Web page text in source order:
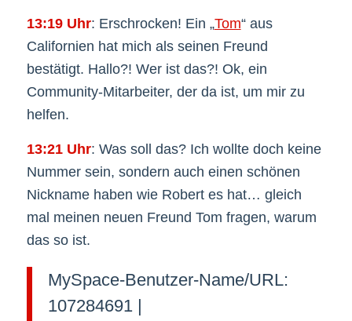
13:19 Uhr: Erschrocken! Ein „Tom“ aus
Californien hat mich als seinen Freund
bestätigt. Hallo?! Wer ist das?! Ok, ein
Community-Mitarbeiter, der da ist, um mir zu
helfen.
13:21 Uhr: Was soll das? Ich wollte doch keine
Nummer sein, sondern auch einen schönen
Nickname haben wie Robert es hat… gleich
mal meinen neuen Freund Tom fragen, warum
das so ist.
MySpace-Benutzer-Name/URL:
107284691 |